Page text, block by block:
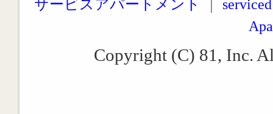
サービスアパートメント
Copyright (C) 81, Inc.